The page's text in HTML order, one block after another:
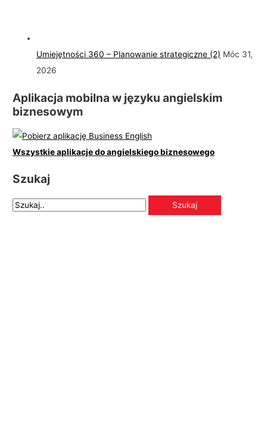
Umiejętności 360 – Planowanie strategiczne (2) Móc 31,
2026
Aplikacja mobilna w języku angielskim
biznesowym
Wszystkie aplikacje do angielskiego biznesowego
Szukaj